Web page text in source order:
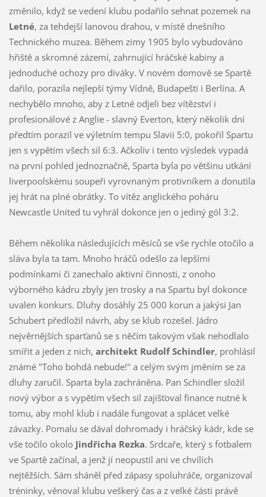
změnilo, když se vedení klubu podařilo sehnat pozemek na
Letné, za tehdejší lanovou drahou, v místě dnešního
Technického muzea. Během zimy 1905 bylo vybudováno
hřiště a skromné zázemí, zahrnující hráčské kabiny a
jednoduché ochozy pro diváky. V novém domově se Spartě
dařilo, porazila nejlepší týmy Vídně, Budapešti i Berlína. A
nechybělo mnoho, aby z Letné odjeli bez vítězství i
profesionálové z Anglie - slavný Everton, který několik dní
předtím porazil ve výletním tempu Slavii 5:0, pokořil Spartu
jen s vypětím všech sil 6:3. Ačkoliv i tento výsledek vypadá
na první pohled jednoznačně, Sparta byla po většinu utkání
liverpoolskému soupeři vyrovnaným protivníkem a donutila
jej hrát na plné obrátky. To vítěz anglického poháru
Newcastle United tu vyhrál dokonce jen o jediný gól 3:2.
Během několika následujících měsíců se vše rychle otočilo a
sláva byla ta tam. Mnoho hráčů odešlo za lepšími
podmínkami či zanechalo aktivní činnosti, z onoho
výborného kádru zbyly jen trosky a na Spartu byl dokonce
uvalen konkurs. Dluhy dosáhly 25 000 korun a jakýsi Jan
Schubert předložil návrh, aby se klub rozešel. Jádro
nejvěrnějších sparťanů se s něčím takovým však nehodlalo
smířit a jeden z nich, architekt Rudolf Schindler, prohlásil
známé "Toho bohdá nebude!" a celým svým jměním se za
dluhy zaručil. Sparta byla zachráněna. Pan Schindler složil
nový výbor a s vypětím všech sil zajišťoval finance nutné k
tomu, aby mohl klub i nadále fungovat a splácet velké
závazky. Pomalu se dával dohromady i hráčský kádr, kde se
vše točilo okolo Jindřicha Rezka. Srdcaře, který s fotbalem
ve Spartě začínal, a jenž jí neopustil ani ve chvílích
nejtěžších. Sám sháněl před zápasy spoluhráče, organizoval
tréninky, věnoval klubu veškerý čas a z velké části právě